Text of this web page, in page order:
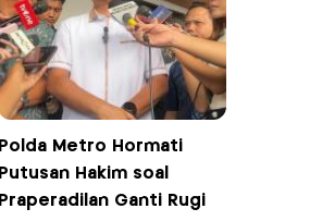
Polda Metro Hormati
Putusan Hakim soal
Praperadilan Ganti Rugi